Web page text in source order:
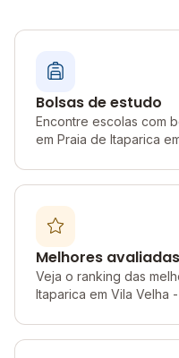
Bolsas de estudo
Encontre escolas com
em Praia de Itaparica
Melhores avaliadas
Veja o ranking das
Itaparica em Vila Velha -